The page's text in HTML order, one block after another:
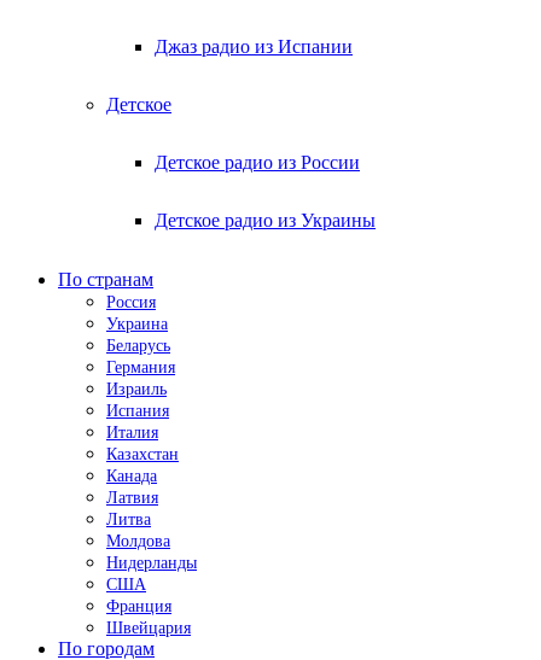
Джаз радио из Испании
Детское
Детское радио из России
Детское радио из Украины
По странам
Россия
Украина
Беларусь
Германия
Израиль
Испания
Италия
Казахстан
Канада
Латвия
Литва
Молдова
Нидерланды
США
Франция
Швейцария
По городам